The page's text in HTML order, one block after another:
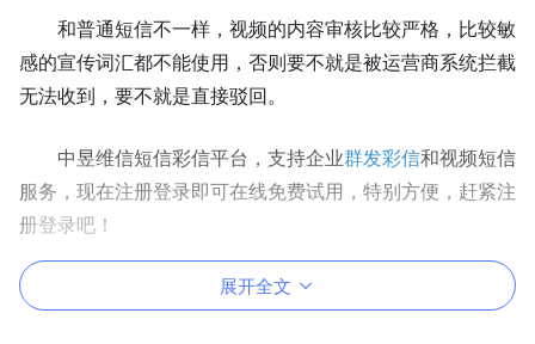
和普通短信不一样，视频的内容审核比较严格，比较敏
感的宣传词汇都不能使用，否则要不就是被运营商系统拦截
无法收到，要不就是直接驳回。
中昱维信短信彩信平台，支持企业群发彩信和视频短信
服务，现在注册登录即可在线免费试用，特别方便，赶紧注
册登录吧！
展开全文